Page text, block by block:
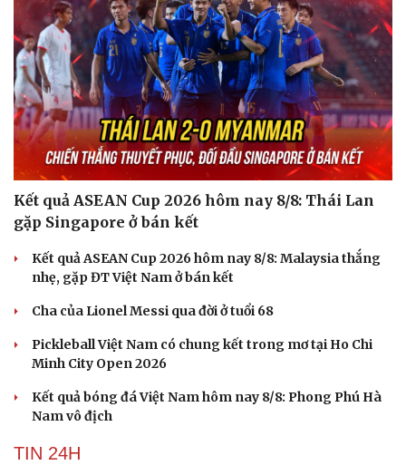
Kết quả ASEAN Cup 2026 hôm nay 8/8: Thái Lan
gặp Singapore ở bán kết
Kết quả ASEAN Cup 2026 hôm nay 8/8: Malaysia thắng
nhẹ, gặp ĐT Việt Nam ở bán kết
Cha của Lionel Messi qua đời ở tuổi 68
Pickleball Việt Nam có chung kết trong mơ tại Ho Chi
Minh City Open 2026
Kết quả bóng đá Việt Nam hôm nay 8/8: Phong Phú Hà
Nam vô địch
TIN 24H